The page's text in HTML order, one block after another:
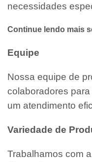
necessidades
Continue lendo mais
Equipe
Nossa equipe de
colaboradores
um atendimento
Variedade de
Trabalhamos com